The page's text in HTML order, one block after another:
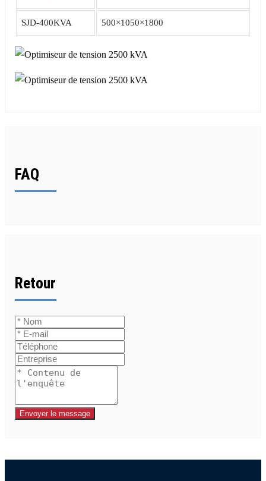
SJD-400KVA 500×1050×1800
FAQ
Retour
Envoyer le message